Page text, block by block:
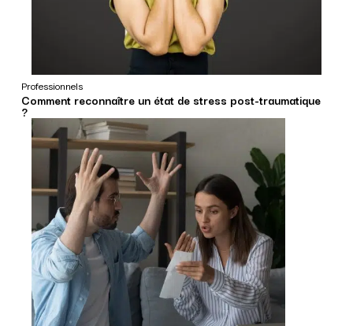
Professionnels
Comment reconnaître un état de stress post-traumatique
?